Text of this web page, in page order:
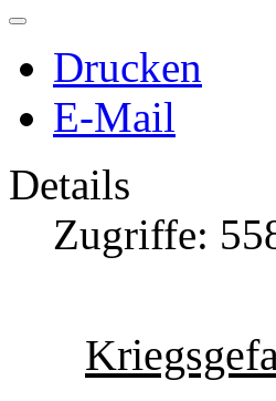
Drucken
E-Mail
Details
Zugriffe: